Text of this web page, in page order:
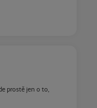
prostě jen o to,